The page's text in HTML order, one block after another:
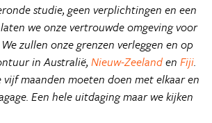
studie, geen verplichtingen en een
we onze vertrouwde omgeving voor
zullen onze grenzen verleggen en op
in Australië, Nieuw-Zeelanden Fiji.
vijf maanden moeten doen met elkaar en
Een hele uitdaging maar we kijken